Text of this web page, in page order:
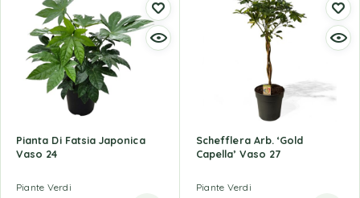
Pianta Di Fatsia Japonica
Vaso 24
Piante Verdi
Schefflera Arb. ‘Gold
Capella’ Vaso 27
Piante Verdi